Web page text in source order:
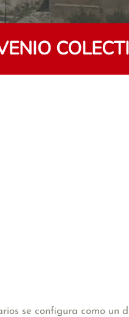
se configura como un